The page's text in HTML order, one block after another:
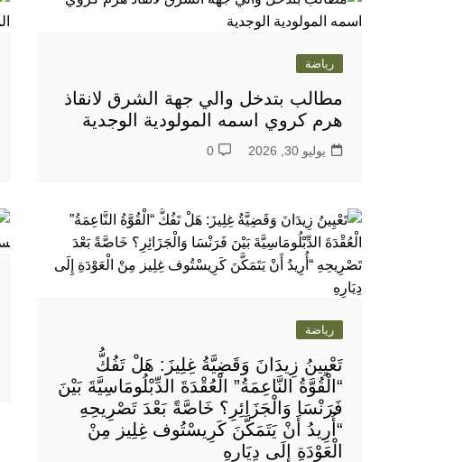
رياضة
مطالب بتدخل والي جهة الشرق لانقاذ
هرم كروي اسمه المولودية الوجدية
يوليو 30, 2026 0
رياضة
تَعْيِينُ زِيدَانَ وَقَضِيَّةُ غِلِيزَ: هَلْ تَفُكُّ
“الْقُوَّةُ النَّاعِمَةُ” الْعُقْدَةَ الدِّبْلُومَاسِيَّةَ بَيْنَ
فَرَنْسَا وَالْجَزَائِرِ؟ خَاصَّةً بَعْدَ تَصْرِيحِهِ
“أُرِيدُ أَنْ يَتَمَكَّنَ كَرِيسْتُوف غِلِيز مِنْ
الْعَوْدَةِ إِلَى دِيَارِهِ